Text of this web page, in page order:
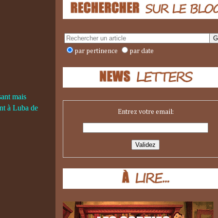
mais
à Luba de
par pertinence par date
Entrez votre email: